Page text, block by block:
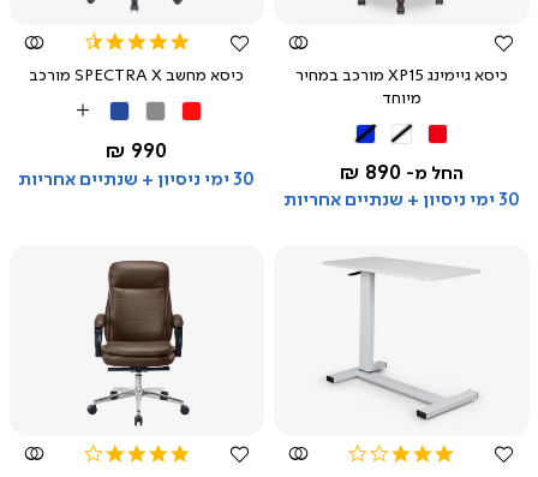
כיסא גיימינג XP15 מורכב במחיר
מיוחד
שחורשחורשחור
החל מ- 890 ₪
30 ימי ניסיון + שנתיים אחריות
rating
כיסא מחשב SPECTRA X מורכב
כחול
More
Colors
החל מ-
990 ₪
30 ימי ניסיון + שנתיים אחריות
צפייה
מהירה
3.0
צפייה
מהירה